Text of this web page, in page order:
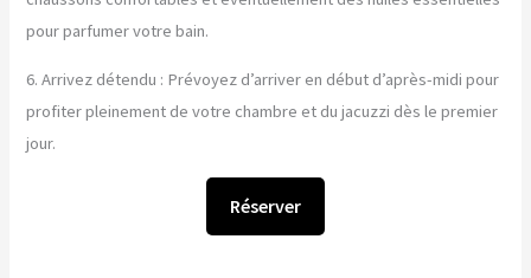
pour parfumer votre bain.
6. Arrivez détendu : Prévoyez d’arriver en début d’après-midi pour
profiter pleinement de votre chambre et du jacuzzi dès le premier
jour.
Réserver